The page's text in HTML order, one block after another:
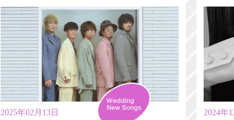
2025年02月13日 2024年